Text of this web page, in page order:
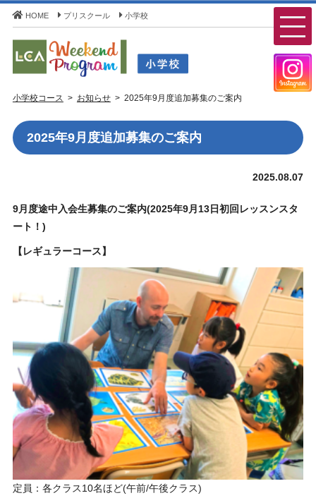
HOME プリスクール 小学校
ム) - LCA国際学園 小学校コース
小学校コース お知らせ 2025年9月度追加募集のご案内
2025年9月度追加募集のご案内
2025.08.07
9月度途中入会生募集のご案内(2025年9月13日初回レッスンスタ
ート！)
【レギュラーコース】
定員：各クラス10名ほど(午前/午後クラス)